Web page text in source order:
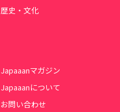
歴史・文化
Japaaanマガジン
Japaaanについて
お問い合わせ